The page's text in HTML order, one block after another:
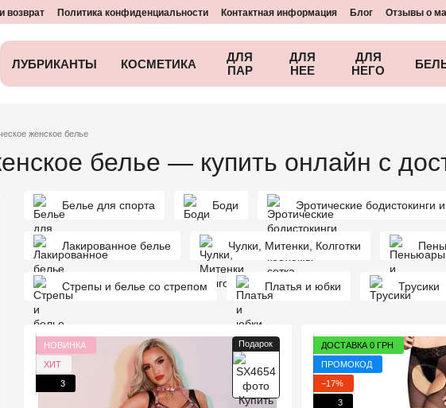
возврат Политика конфиденциальности Контактная информация Блог Отзывы о
ЛУБРИКАНТЫ КОСМЕТИКА
ДЛЯ
ПАР
ДЛЯ
НЕЕ
ДЛЯ
НЕГО
женское белье
белье — купить онлайн с
Белье для спорта Боди Эротические бодистокинги
Лакированное белье Чулки, Митенки, Колготки
Стрепы и белье со стрепом Платья и юбки Трусики
Подарок
НОВИНКА
ХИТ
3
ДОСТАВКА 0 ГРН
ПРОМОКОД
−17%
3